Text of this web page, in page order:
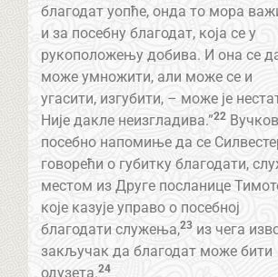
благодат уопће, онда то мора
и за посебну благодат, која се у
рукоположењу добива. И она се
може умножити, али може се и
угасити, изгубити, – може је
Није дакле неизгладива.”22
посебно напомиње да се
говорећи о губитку благодати,
местом из Друге посланице
које казује управо о посебној
благодати служења,23из чега
закључак да благодат може бити
одузета.24